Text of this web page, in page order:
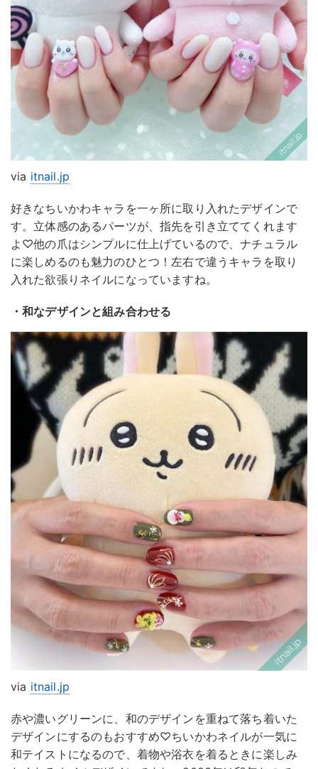
via itnail.jp
好きなちいかわキャラを一ヶ所に取り入れたデザインで
す。立体感のあるパーツが、指先を引き立ててくれます
よ♡他の爪はシンプルに仕上げているので、ナチュラル
に楽しめるのも魅力のひとつ！左右で違うキャラを取り
入れた欲張りネイルになっていますね。
・和なデザインと組み合わせる
via itnail.jp
赤や濃いグリーンに、和のデザインを重ねて落ち着いた
デザインにするのもおすすめ♡ちいかわネイルが一気に
和テイストになるので、着物や浴衣を着るときに楽しみ